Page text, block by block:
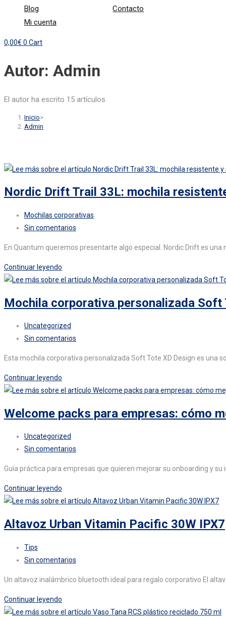
Blog
Contacto
Mi cuenta
0,00€ 0 Cart
Autor: Admin
El autor ha escrito 15 artículos
Inicio>
Admin
Nordic Drift Trail 33L: mochila
Categoría
de
entrada:
Mochilas corporativas
Comentarios
la
entrada:
Sin comentarios
En Quantum queremos presentarte algo especial. Nordic Drift es
Continuar leyendo
Drift
33L:
resistente
y
sostenible
Quantum
Mochila corporativa personalizada Soft
Categoría
de
entrada:
Uncategorized
Comentarios
la
entrada:
Sin comentarios
Esta mochila corporativa personalizada Soft Tote XD Design es una
Continuar leyendo
corporativa
Soft
XD
Design
Welcome packs para empresas: cómo
Categoría
de
entrada:
Uncategorized
Comentarios
la
entrada:
Sin comentarios
Guía práctica para empresas que quieren mejorar su onboarding y
Continuar leyendo
packs
empresas:
el
onboarding
la
imagen
Altavoz Urban Vitamin Pacific 30W IPX7
Categoría
de
entrada:
Tips
Comentarios
la
entrada:
Sin comentarios
Un altavoz inalámbrico bluetooth ideal para regalo corporativo El
Continuar leyendo
Urban